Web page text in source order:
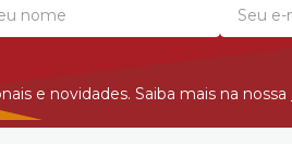
e novidades. Saiba mais na nossa